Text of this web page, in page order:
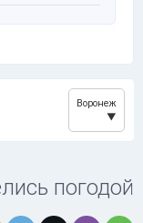
Воронеж
погодой